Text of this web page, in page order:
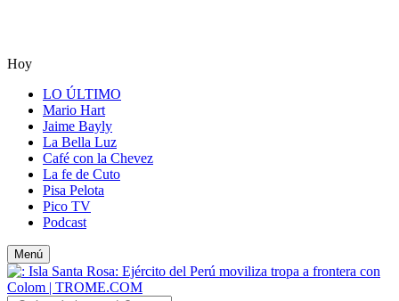
Hoy
LO ÚLTIMO
Mario Hart
Jaime Bayly
La Bella Luz
Café con la Chevez
La fe de Cuto
Pisa Pelota
Pico TV
Podcast
Menú